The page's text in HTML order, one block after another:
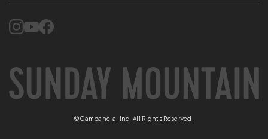
©Campanela, Inc. All Rights Reserved.